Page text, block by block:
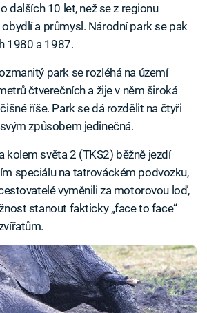
dalších 10 let, než se z regionu
a průmysl. Národní park se pak
1980 a 1987.
park se rozléhá na území
čtverečních a žije v něm široká
říše. Park se dá rozdělit na čtyři
způsobem jedinečná.
kolem světa 2 (TKS2) běžně jezdí
speciálu na tatrováckém podvozku,
vyměnili za motorovou loď,
stanout fakticky „face to face“